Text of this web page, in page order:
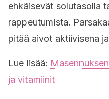
ehkäisevät solutasolla
rappeutumista.
pitää aivot aktiivisena
Lue lisää:
ja vitamiinit